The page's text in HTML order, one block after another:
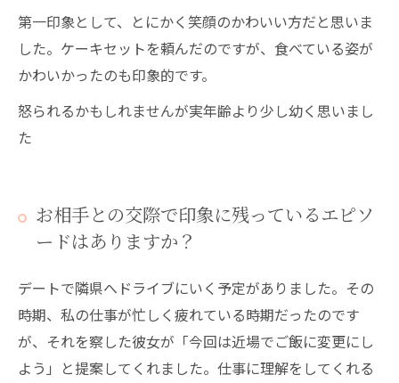
第一印象として、とにかく笑顔のかわいい方だと思いま
した。ケーキセットを頼んだのですが、食べている姿が
かわいかったのも印象的です。
怒られるかもしれませんが実年齢より少し幼く思いまし
た
お相手との交際で印象に残っているエピソ
ードはありますか？
デートで隣県へドライブにいく予定がありました。その
時期、私の仕事が忙しく疲れている時期だったのです
が、それを察した彼女が「今回は近場でご飯に変更にし
よう」と提案してくれました。仕事に理解をしてくれる